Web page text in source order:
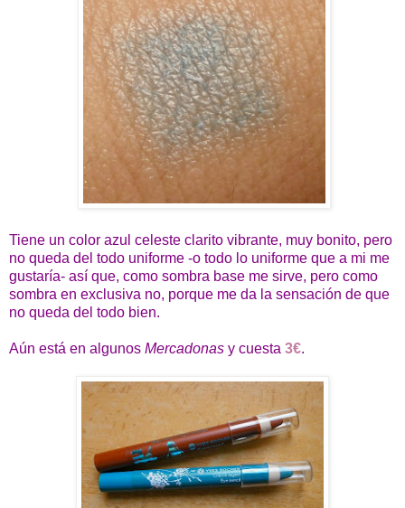
Tiene un color azul celeste clarito vibrante, muy bonito, pero
no queda del todo uniforme -o todo lo uniforme que a mi me
gustaría- así que, como sombra base me sirve, pero como
sombra en exclusiva no, porque me da la sensación de que
no queda del todo bien.
Aún está en algunos Mercadonas y cuesta 3€.